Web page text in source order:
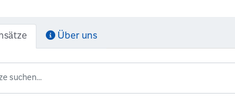
Über uns